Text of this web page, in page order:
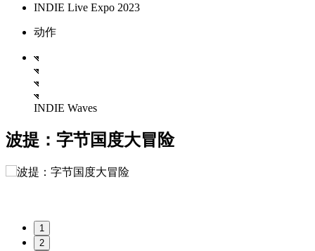
INDIE Live Expo 2023
动作
INDIE Waves
波提：字节国度大冒险
1
2